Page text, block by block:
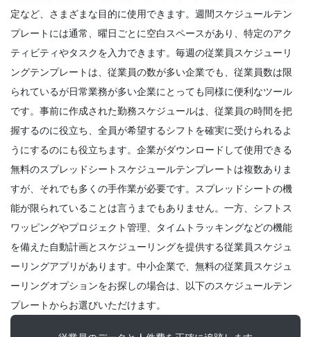
Scheduling
チームの作業時間を
Michelle Jaco Oct 12, 2020
Scheduling
従業員に最適な作業スケジュールを作成す
るためのヒントマネージャー
Michelle Jaco Oct 12, 2020
Scheduling
レストランのスケジューリングプラクティ
Michelle Jaco Oct 12, 2020
Scheduling
レストランの後援
Management
スケジュールアプリで戦略的な利点にスケ
ジューリングを有効にする方法あなたは可
用性だけに基づいて従業員のスケジュール
を作成
Michelle Jaco Oct 12, 2020
Management
レストランコミュニケーションのチームと
しての
Michelle Jaco Oct 12, 2020
Management
レストランでのスケジューリングアプリを
使用する必要がある理由顧客ロイヤルティ
に寄与する
Michelle Jaco Oct 12, 2020
定など、さまざまな目的に使用できます。週間スケジュールテン
プレートには通常、曜日ごとに空白スペースがあり、特定のアク
ティビティやタスクを入力できます。 毎週の従業員スケジューリ
ングテンプレートは、従業員の数が多い企業でも、従業員数は限
られているが日常業務が多い企業にとっても同様に便利なツール
です。事前に作成された勤務スケジュールは、従業員の時間を把
握するのに役立ち、全員が希望するシフトを確実に受けられるよ
うにするのにも役立ちます。 企業がダウンロードして使用できる
無料のスプレッドシートスケジュールテンプレートは複数ありま
すが、それでも多くの手作業が必要です。スプレッドシートの機
能が限られていることは言うまでもありません。一方、 シフトス
ワッピングやプロジェクト管理、タイムトラッキングなどの機能
を備えた自動計画とスケジューリングを提供する従業員スケジュ
ーリングアプリがあります。中小企業で、無料の従業員スケジュ
ーリングオプションをお探しの場合は、以下のスケジュールテン
プレートからお選びいただけます。